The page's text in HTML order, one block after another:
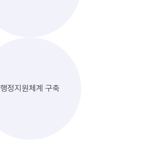
행정지원체계 구축